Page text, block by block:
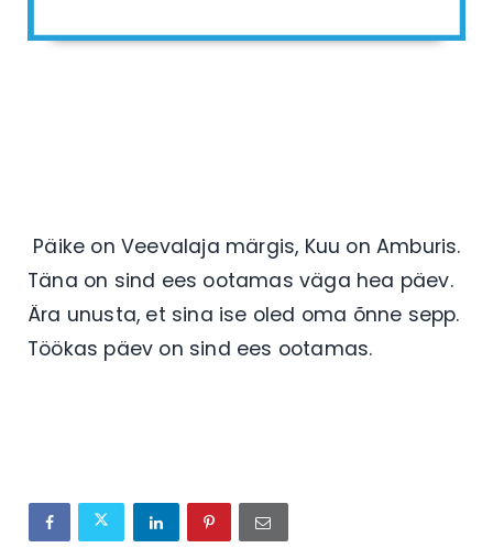
Päike on Veevalaja märgis, Kuu on Amburis.
Täna on sind ees ootamas väga hea päev.
Ära unusta, et sina ise oled oma õnne sepp.
Töökas päev on sind ees ootamas.